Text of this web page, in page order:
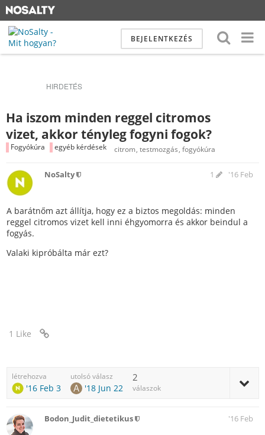
BEJELENTKEZÉS
HIRDETÉS
Ha iszom minden reggel citromos
vizet, akkor tényleg fogyni fogok?
Fogyókúra egyéb kérdések citrom testmozgás fogyókúra
NoSalty '16 Feb
1
A barátnőm azt állítja, hogy ez a biztos megoldás: minden
reggel citromos vizet kell inni éhgyomorra és akkor beindul a
fogyás.
Valaki kipróbálta már ezt?
1 Like
létrehozva
'16 Feb 3
utolsó válasz
'18 Jun 22
2
válaszok
Bodon_Judit_dietetikus '16 Feb